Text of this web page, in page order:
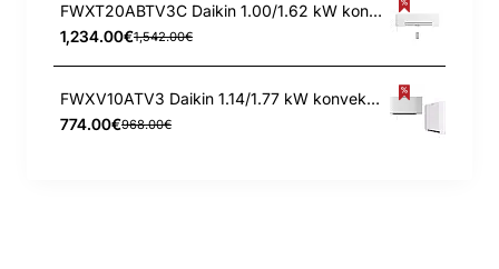
FWXT20ABTV3C Daikin 1.00/1.62 kW konvektorius
1,234.00€1,542.00€
FWXV10ATV3 Daikin 1.14/1.77 kW konvektorius
774.00€968.00€